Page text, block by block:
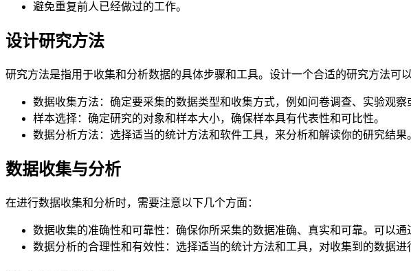
避免重复前人已经做过的工作。
设计研究方法
研究方法是指用于收集和分析数据的具体步骤和工具。设计一个合适的研究方法可
数据收集方法：确定要采集的数据类型和收集方式，例如问卷调查、实验观察
样本选择：确定研究的对象和样本大小，确保样本具有代表性和可比性。
数据分析方法：选择适当的统计方法和软件工具，来分析和解读你的研究结果
数据收集与分析
在进行数据收集和分析时，需要注意以下几个方面：
数据收集的准确性和可靠性：确保你所采集的数据准确、真实和可靠。可以通
数据分析的合理性和有效性：选择适当的统计方法和工具，对收集到的数据